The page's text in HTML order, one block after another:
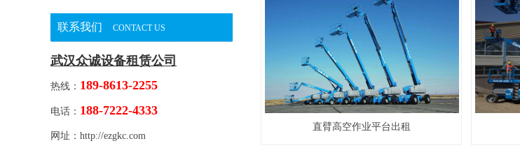
联系我们 CONTACT US
武汉众诚设备租赁公司
热线： 189-8613-2255
电话： 188-7222-4333
网址：http://ezgkc.com
直臂高空作业平台出租